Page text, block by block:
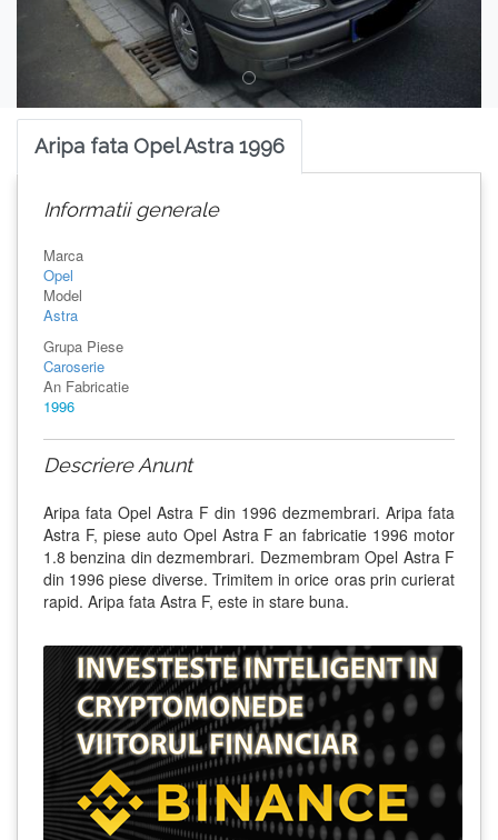
Aripa fata Opel Astra 1996
Informatii generale
Marca
Opel
Model
Astra
Grupa Piese
Caroserie
An Fabricatie
1996
Descriere Anunt
Aripa fata Opel Astra F din 1996 dezmembrari. Aripa fata
Astra F, piese auto Opel Astra F an fabricatie 1996 motor
1.8 benzina din dezmembrari. Dezmembram Opel Astra F
din 1996 piese diverse. Trimitem in orice oras prin curierat
rapid. Aripa fata Astra F, este in stare buna.